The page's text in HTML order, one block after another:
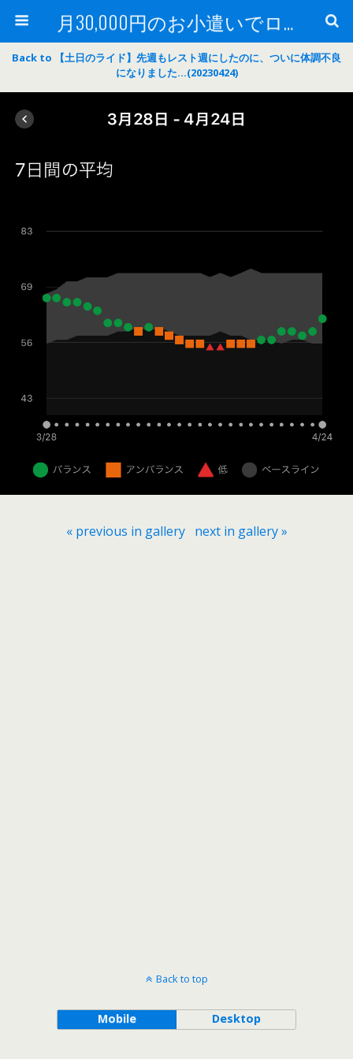
月30,000円のお小遣いでロードバイク
Back to 【土日のライド】先週もレスト週にしたのに、ついに体調不良
になりました…(20230424)
« previous in gallery next in gallery »
Back to top
Mobile Desktop